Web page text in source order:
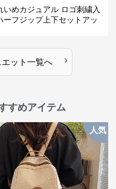
いめカジュアル ロゴ刺繍入
ーフジップ上下セットアッ
ット一覧へ ›
すめアイテム
人気